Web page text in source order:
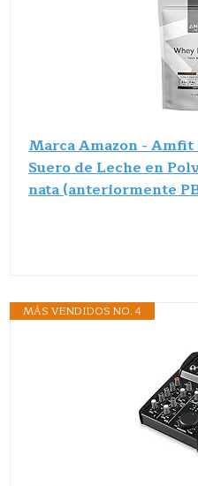
Marca Amazon -
Suero de Leche en
nata (anteriormente
MÁS VENDIDOS NO. 4